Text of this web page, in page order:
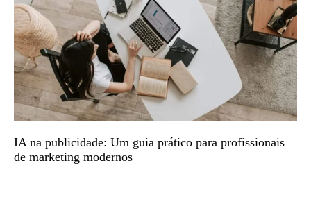
IA na publicidade: Um guia prático para profissionais
de marketing modernos